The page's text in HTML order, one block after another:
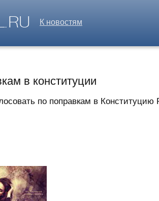
К новостям
в конституции
по поправкам в